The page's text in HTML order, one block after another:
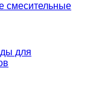
смесительные
для